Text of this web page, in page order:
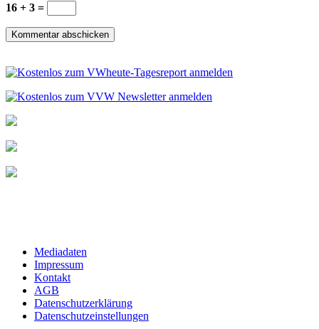
16 + 3 =
Mediadaten
Impressum
Kontakt
AGB
Datenschutzerklärung
Datenschutzeinstellungen